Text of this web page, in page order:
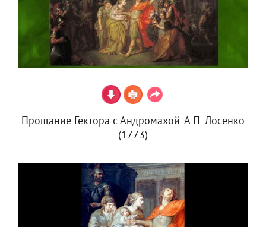
Прощание Гектора с Андромахой. А.П. Лосенко
(1773)